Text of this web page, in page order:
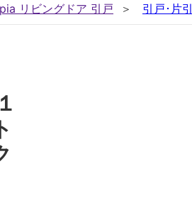
リビングドア 引戸 引戸･片引